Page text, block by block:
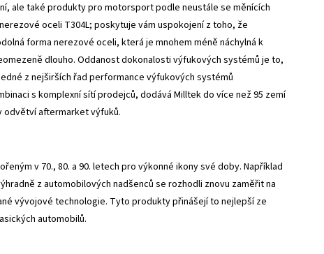
ale také produkty pro motorsport podle neustále se měnících
oceli T304L; poskytuje vám uspokojení z toho, že
forma nerezové oceli, která je mnohem méně náchylná k
dlouho. Oddanost dokonalosti výfukových systémů je to,
z nejširších řad performance výfukových systémů
s komplexní sítí prodejců, dodává Milltek do více než 95 zemí
odvětví aftermarket výfuků.
v 70., 80. a 90. letech pro výkonné ikony své doby. Například
z automobilových nadšenců se rozhodli znovu zaměřit na
vývojové technologie. Tyto produkty přinášejí to nejlepší ze
automobilů.